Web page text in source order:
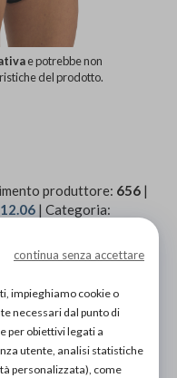
e potrebbe non
del prodotto.
produttore: 656 |
| Categoria:
in una versione più
tessuto Nanofeel,
benessere e
Dotato di una
studiato nei
efficacia ed il
continua senza accettare
impieghiamo cookie o
necessari dal punto di
per obiettivi legati a
utente, analisi statistiche
personalizzata), come